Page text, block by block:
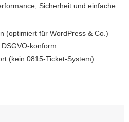
Sicherheit und einfache
(optimiert für WordPress & Co.)
konform
(kein 0815-Ticket-System)